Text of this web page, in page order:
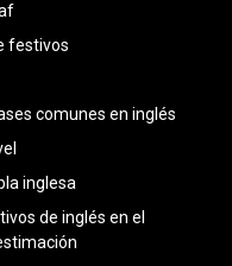
festivos
comunes en inglés
inglesa
de inglés en el